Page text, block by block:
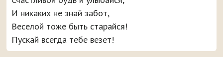
И никаких не знай забот,
Веселой тоже быть старайся!
Пускай всегда тебе везет!